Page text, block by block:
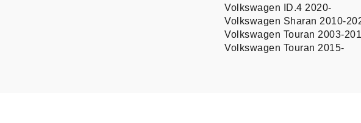
Volkswagen ID.4 2020-
Volkswagen Sharan 2010-
Volkswagen Touran 2003-
Volkswagen Touran 2015-